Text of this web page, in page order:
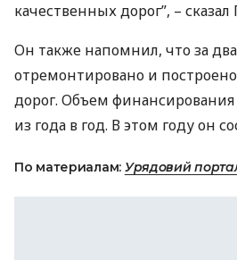
качественных дорог”, –
Он также напомнил, что за
отремонтировано и
дорог. Объем финансирования
из года в год. В этом году он
По материалам: Урядовий